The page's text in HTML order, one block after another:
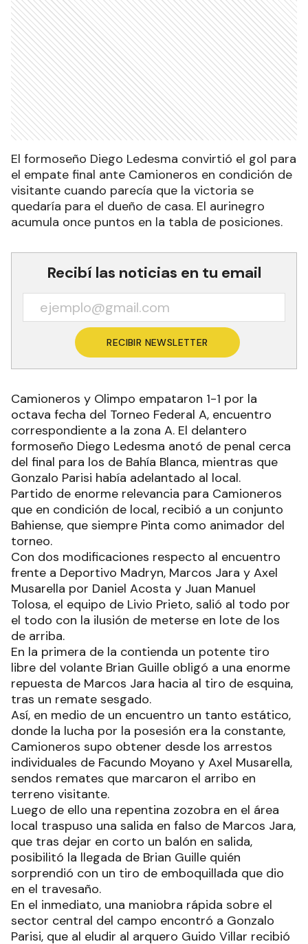
El formoseño Diego Ledesma convirtió el gol para
el empate final ante Camioneros en condición de
visitante cuando parecía que la victoria se
quedaría para el dueño de casa. El aurinegro
acumula once puntos en la tabla de posiciones.
Recibí las noticias en tu email
RECIBIR NEWSLETTER
Camioneros y Olimpo empataron 1-1 por la
octava fecha del Torneo Federal A, encuentro
correspondiente a la zona A. El delantero
formoseño Diego Ledesma anotó de penal cerca
del final para los de Bahía Blanca, mientras que
Gonzalo Parisi había adelantado al local.
Partido de enorme relevancia para Camioneros
que en condición de local, recibió a un conjunto
Bahiense, que siempre Pinta como animador del
torneo.
Con dos modificaciones respecto al encuentro
frente a Deportivo Madryn, Marcos Jara y Axel
Musarella por Daniel Acosta y Juan Manuel
Tolosa, el equipo de Livio Prieto, salió al todo por
el todo con la ilusión de meterse en lote de los
de arriba.
En la primera de la contienda un potente tiro
libre del volante Brian Guille obligó a una enorme
repuesta de Marcos Jara hacia al tiro de esquina,
tras un remate sesgado.
Así, en medio de un encuentro un tanto estático,
donde la lucha por la posesión era la constante,
Camioneros supo obtener desde los arrestos
individuales de Facundo Moyano y Axel Musarella,
sendos remates que marcaron el arribo en
terreno visitante.
Luego de ello una repentina zozobra en el área
local traspuso una salida en falso de Marcos Jara,
que tras dejar en corto un balón en salida,
posibilitó la llegada de Brian Guille quién
sorprendió con un tiro de emboquillada que dio
en el travesaño.
En el inmediato, una maniobra rápida sobre el
sector central del campo encontró a Gonzalo
Parisi, que al eludir al arquero Guido Villar recibió